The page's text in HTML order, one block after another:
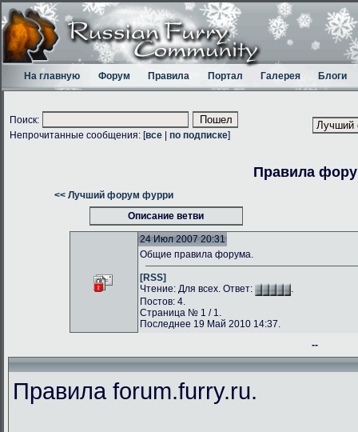
На главную Форум Правила Портал Галерея Блоги
Поиск:
Непрочитанные сообщения: [все по подписке]
Правила
<< Лучший форум фурри
Описание ветви
24 Июл 2007 20:31
Общие правила форума.
[RSS]
Чтение: Для всех. Ответ:
.
Постов: 4.
Страница № 1 / 1.
Последнее 19 Май 2010 14:37.
--
Правила forum.furry.ru.